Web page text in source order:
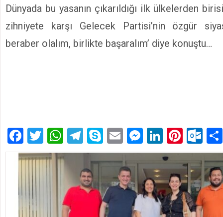
Dünyada bu yasanın çıkarıldığı ilk ülkelerden
zihniyete karşı Gelecek Partisi’nin özgür
beraber olalım, birlikte başaralım’ diye konuştu…
Facebook
TwitterWhatsApp
Telegram
SkypeEmailMessenger
LinkedIn